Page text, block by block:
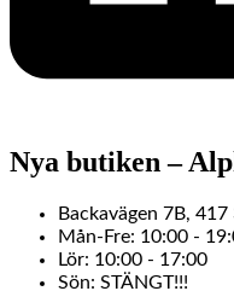
Nya butiken –
Backavägen 7B, 417
Mån-Fre: 10:00 -
Lör: 10:00 - 17:00
Sön: STÄNGT!!!